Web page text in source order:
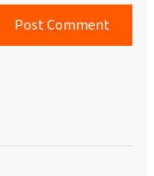
Post Comment